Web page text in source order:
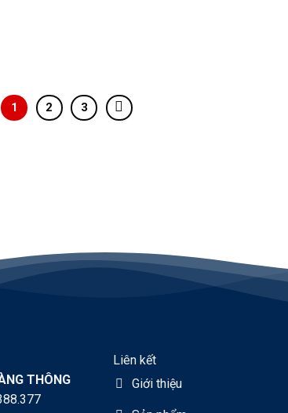
1 2 3
THÔNG
Liên kết
Giới thiệu